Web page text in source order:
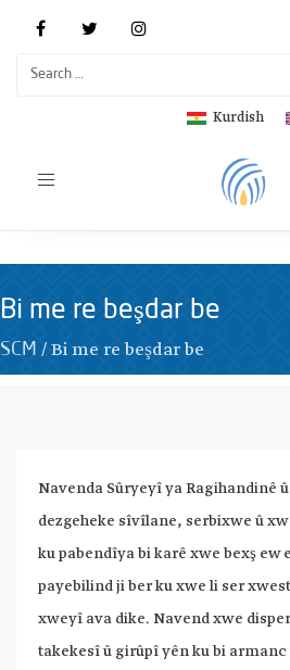
Kurdish
Toggle
Bi me re beşdar be
SCM /Bi me re beşdar be
Navenda Sûryeyî ya Ragihandinê
dezgeheke sîvîlane, serbixwe û
ku pabendîya bi karê xwe bexş ew
payebilind ji ber ku xwe li ser
xweyî ava dike. Navend xwe
takekesî û girûpî yên ku bi